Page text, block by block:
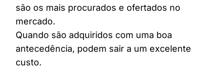
são os mais procurados e ofertados no
mercado.
Quando são adquiridos com uma boa
antecedência, podem sair a um excelente
custo.